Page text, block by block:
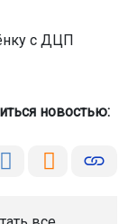
с ДЦП
новостью: